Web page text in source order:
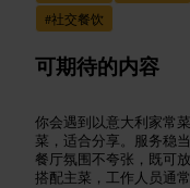
#社交餐饮
可期待的内容
你会遇到以意大利家常
菜，适合分享。服务稳
餐厅氛围不夸张，既可
搭配主菜，工作人员通